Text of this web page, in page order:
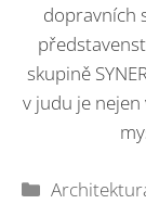
dopravních
skupině
v judu je
Rubriky